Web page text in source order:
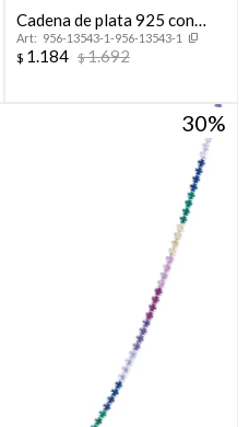
Cadena de plata 925 con
baño de oro amarillo, 40 cm.
956-13543-1-956-13543-1
$ 1.184 $1.692
30